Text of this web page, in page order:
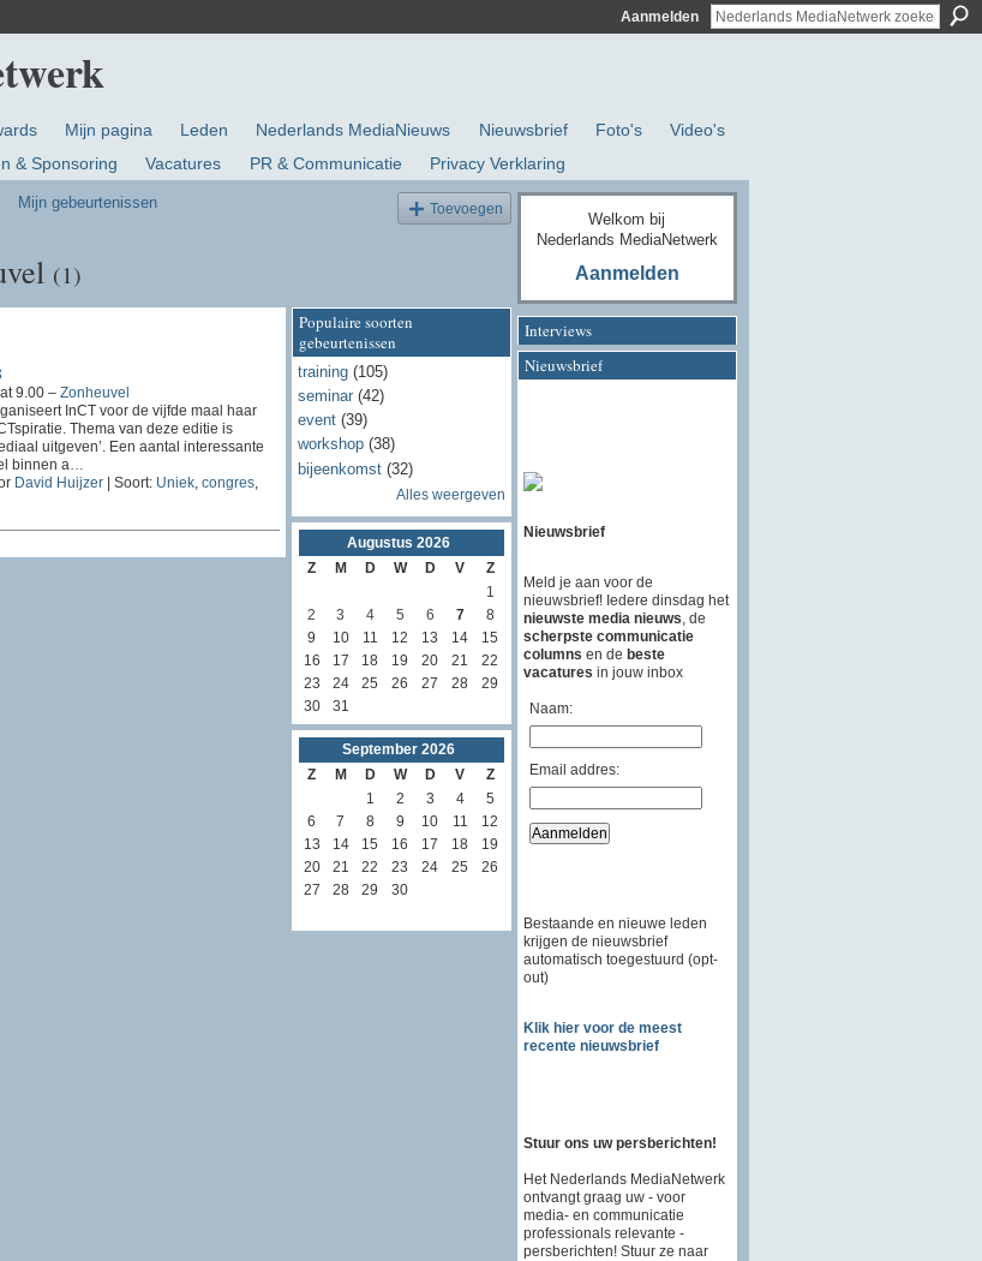
Aanmelden
Mijn pagina Leden Nederlands MediaNieuws Nieuwsbrief Foto's
Video's
& Sponsoring Vacatures PR & Communicatie Privacy Verklaring
Mijn gebeurtenissen Toevoegen
(1)
9.00 – Zonheuvel
InCT voor de vijfde maal haar
Thema van deze editie is
uitgeven’. Een aantal interessante
binnen a…
David Huijzer| Soort: Uniek, congres,
Populaire soorten
gebeurtenissen
training(105)
seminar(42)
event(39)
workshop(38)
bijeenkomst(32)
Alles weergeven
Augustus 2026
Z
M D W D V
Z
1
2
3 4 5 6 7
8
9
10 11 12 13 14
15
16
17 18 19 20 21
22
23
24 25 26 27 28
29
30
31
September 2026
Z
M D W D V
Z
1
2 3 4
5
6
7 8 9 10 11
12
13
14 15 16 17 18
19
20
21 22 23 24 25
26
27
28 29 30
Welkom bij
Nederlands MediaNetwerk
Aanmelden
Interviews
Nieuwsbrief
Nieuwsbrief
Meld je aan voor de
nieuwsbrief! Iedere dinsdag het
nieuwste media nieuws , de
scherpste communicatie
columns en de beste
vacatures in jouw inbox
Naam:
Email addres:
Bestaande en nieuwe leden
krijgen de nieuwsbrief
automatisch toegestuurd (opt-
out)
Klik hier voor de meest
recente nieuwsbrief
Stuur ons uw persberichten!
Het Nederlands MediaNetwerk
ontvangt graag uw - voor
media- en communicatie
professionals relevante -
persberichten! Stuur ze naar